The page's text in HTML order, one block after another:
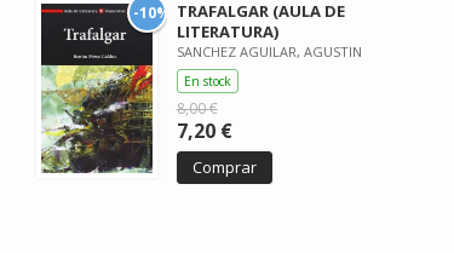
-10%
TRAFALGAR (AULA DE
LITERATURA)
SANCHEZ AGUILAR, AGUSTIN
En stock
8,00 €
7,20 €
Comprar